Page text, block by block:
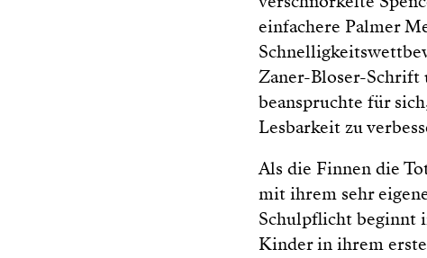
einfachere Palmer
Zaner-Bloser-Schrift
beanspruchte für
Lesbarkeit zu
Als die Finnen die
mit ihrem sehr
Schulpflicht beginnt
Kinder in ihrem